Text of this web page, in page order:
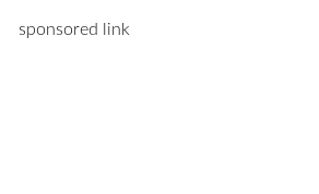
sponsored link